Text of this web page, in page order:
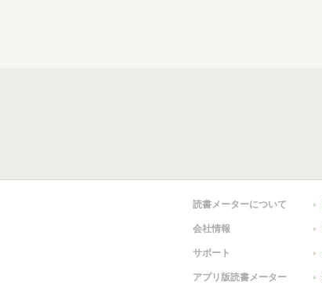
読書メーターについて
会社情報
サポート
アプリ版読書メーター